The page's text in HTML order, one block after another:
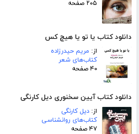
۲۰۵ صفحه
دانلود کتاب یا تو یا هیچ کس
از: مریم حیدرزاده
کتاب‌های شعر
۴۰ صفحه
دانلود کتاب آیین سخنوری دیل کارنگی
از: دیل کارنگی
کتاب‌های روانشناسی
۴۷ صفحه